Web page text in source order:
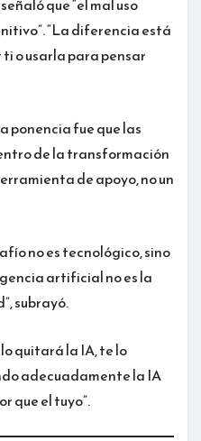
que “el mal uso
“La diferencia está
o usarla para pensar
ponencia fue que las
de la transformación
de apoyo, no un
no es tecnológico, sino
artificial no es la
subrayó.
quitará la IA, te lo
adecuadamente la IA
que el tuyo”.